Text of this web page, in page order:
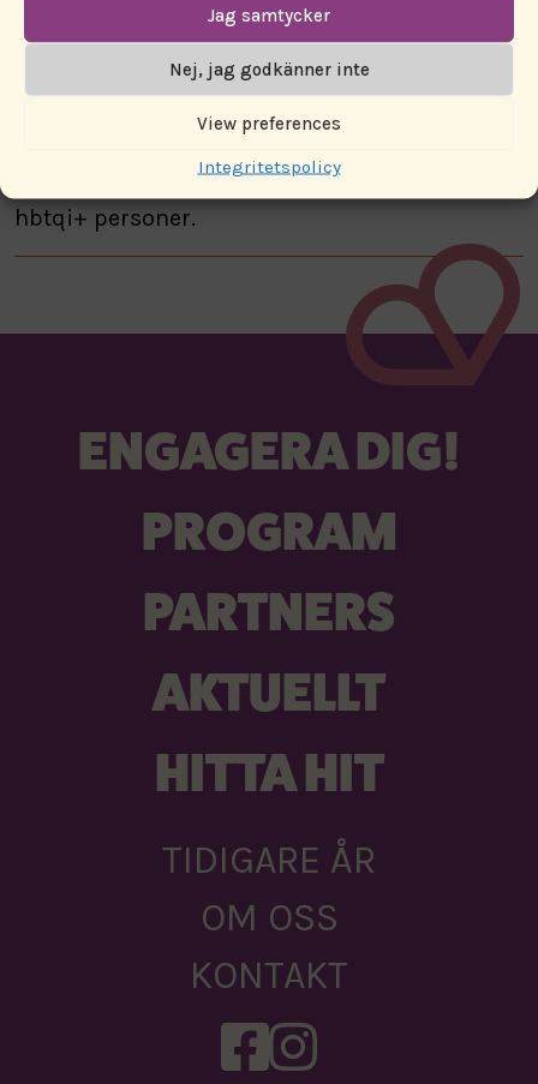
Jag samtycker
Nej, jag godkänner inte
View preferences
Integritetspolicy
deras kamp för rättigheter och stöttar dom att
föra den kampen på deras egna villkor. En
och agera på ett sätt som främjar och stöttar
hbtqi+ personer.
ENGAGERA DIG!
PROGRAM
PARTNERS
AKTUELLT
HITTA HIT
TIDIGARE ÅR
OM OSS
KONTAKT